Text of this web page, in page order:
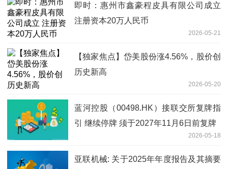
即时：惠州市鑫豪程皮具有限公司成立
注册资本20万人民币
2026-05-21
【独家焦点】岱美股份涨4.56%，股价创
历史新高
2026-05-20
蓝河控股（00498.HK）接联交所复牌指
引 继续停牌 须于2027年11月6日前复牌
2026-05-18
亚联机械: 关于2025年年度报告及其摘要